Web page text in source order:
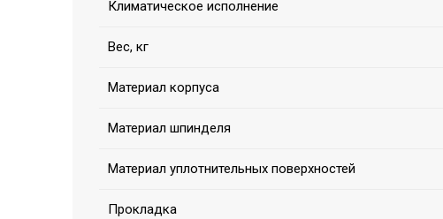
Климатическое исполнение
Вес, кг
Материал корпуса
Материал шпинделя
Материал уплотнительных поверхностей
Прокладка